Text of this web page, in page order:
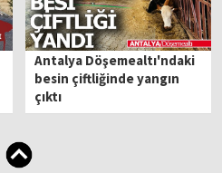
Antalya Döşemealtı'ndaki
besin çiftliğinde yangın
çıktı